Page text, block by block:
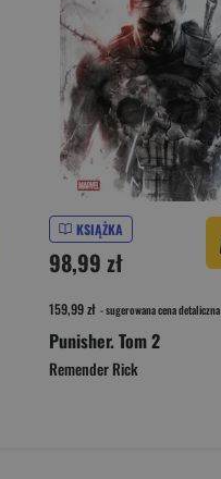
KSIĄŻKA
98,99 zł
159,99 zł - sugerowana cena detaliczna
Punisher. Tom 2
Remender Rick